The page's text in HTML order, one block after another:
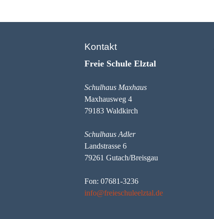
Förderungen
Kontakt
Freie Schule Elztal
Schulhaus Maxhaus
Maxhausweg 4
79183 Waldkirch
Schulhaus Adler
Landstrasse 6
79261 Gutach/Breisgau
Fon: 07681-3236
info@freieschuleelztal.de